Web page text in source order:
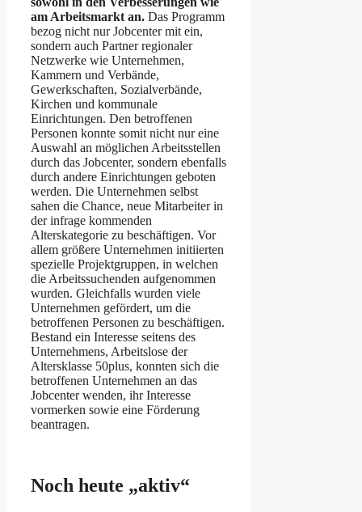
am Arbeitsmarkt an. Das Programm
bezog nicht nur Jobcenter mit ein,
sondern auch Partner regionaler
Netzwerke wie Unternehmen,
Kammern und Verbände,
Gewerkschaften, Sozialverbände,
Kirchen und kommunale
Einrichtungen. Den betroffenen
Personen konnte somit nicht nur eine
Auswahl an möglichen Arbeitsstellen
durch das Jobcenter, sondern ebenfalls
durch andere Einrichtungen geboten
werden. Die Unternehmen selbst
sahen die Chance, neue Mitarbeiter in
der infrage kommenden
Alterskategorie zu beschäftigen. Vor
allem größere Unternehmen initiierten
spezielle Projektgruppen, in welchen
die Arbeitssuchenden aufgenommen
wurden. Gleichfalls wurden viele
Unternehmen gefördert, um die
betroffenen Personen zu beschäftigen.
Bestand ein Interesse seitens des
Unternehmens, Arbeitslose der
Altersklasse 50plus, konnten sich die
betroffenen Unternehmen an das
Jobcenter wenden, ihr Interesse
vormerken sowie eine Förderung
beantragen.
Noch heute „aktiv“